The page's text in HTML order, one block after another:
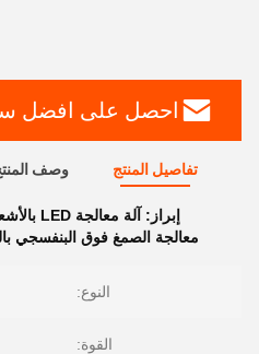
احصل على افضل
تفاصيل المنتج وصف
إبراز: آلة معالجة LED بالأشعة فوق البنفسجية بقدرة 600 واط
معالجة الصمغ فوق البنفسجي
النوع:
القوة: